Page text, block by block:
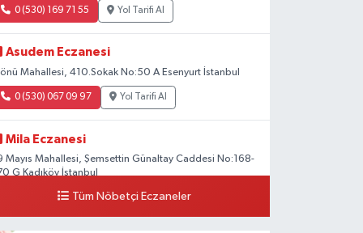
0 (530) 169 71 55 Yol Tarifi Al
Asudem Eczanesi
Mahallesi, 410.Sokak No:50 A Esenyurt İstanbul
0 (530) 067 09 97 Yol Tarifi Al
Mila Eczanesi
Mayıs Mahallesi, Şemsettin Günaltay Caddesi No:168-
G Kadıköy İstanbul
0 (216) 514 23 73 Yol Tarifi Al
Tüm Nöbetçi Eczaneler